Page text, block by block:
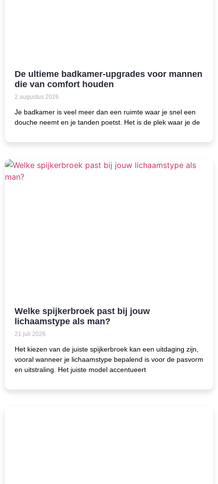
De ultieme badkamer-upgrades voor mannen
die van comfort houden
2 augustus 2026
Je badkamer is veel meer dan een ruimte waar je snel een
douche neemt en je tanden poetst. Het is de plek waar je de
Welke spijkerbroek past bij jouw
lichaamstype als man?
21 juli 2026
Het kiezen van de juiste spijkerbroek kan een uitdaging zijn,
vooral wanneer je lichaamstype bepalend is voor de pasvorm
en uitstraling. Het juiste model accentueert